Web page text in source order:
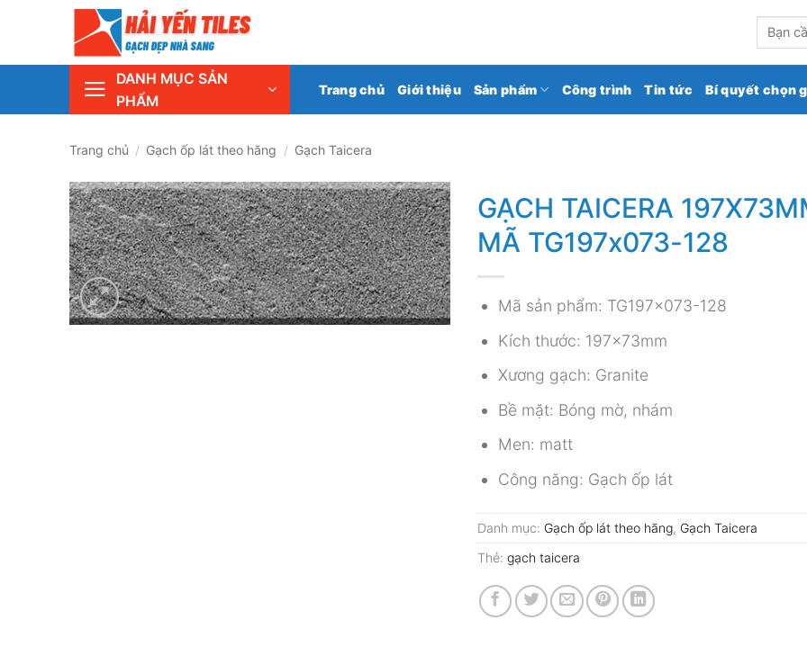
content
Tìm
kiếm:
DANH MỤC SẢN
PHẨM
Trang chủ Giới thiệu Sản phẩm Công trình Tin tức Bí quyết chọn
Trang chủ / Gạch ốp lát theo hãng / Gạch Taicera
GẠCH TAICERA
MÃ TG197x073-128
Mã sản phẩm: TG197x073-128
Kích thước: 197x73mm
Xương gạch: Granite
Bề mặt: Bóng mờ, nhám
Men: matt
Công năng: Gạch ốp lát
Danh mục: Gạch ốp lát theo hãng, Gạch Taicera
Thẻ:gạch taicera